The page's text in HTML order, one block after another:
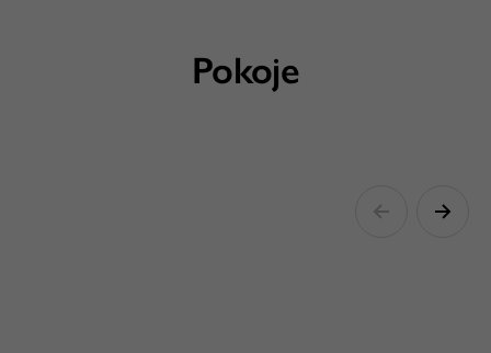
Pokoje